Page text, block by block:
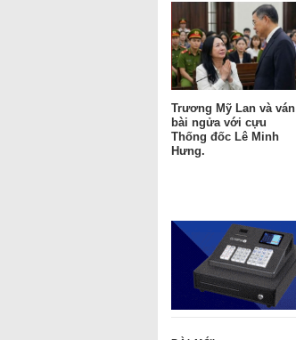
Trương Mỹ Lan và ván
bài ngửa với cựu
Thống đốc Lê Minh
Hưng.